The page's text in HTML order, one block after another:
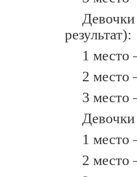
Девочки
результат):
1 место
2 место
3 место
Девочки
1 место
2 место